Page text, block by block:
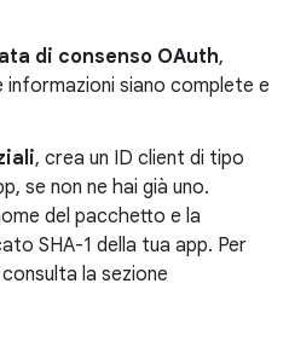
di consenso OAuth,
siano complete e
, crea un ID client di tipo
se non ne hai già uno.
del pacchetto e la
SHA-1 della tua app. Per
la sezione